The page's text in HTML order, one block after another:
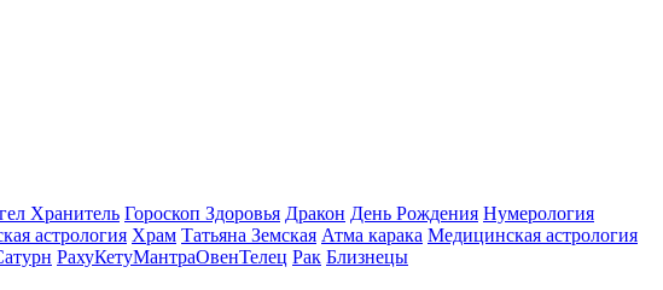
Хранитель Гороскоп Здоровья Дракон День Рождения Нумерология
астрология Храм Татьяна Земская Атма карака Медицинская астрология
РахуКетуМантраОвенТелец Рак Близнецы